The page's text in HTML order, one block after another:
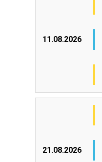
11.08.2026
21.08.2026